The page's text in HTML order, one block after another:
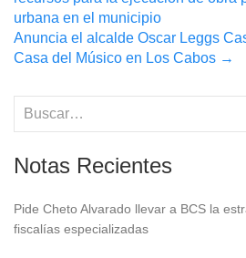
navigation
urbana en el municipio
Anuncia el alcalde Oscar Leggs
Casa del Músico en Los Cabos →
Notas Recientes
Pide Cheto Alvarado llevar a BCS la
fiscalías especializadas